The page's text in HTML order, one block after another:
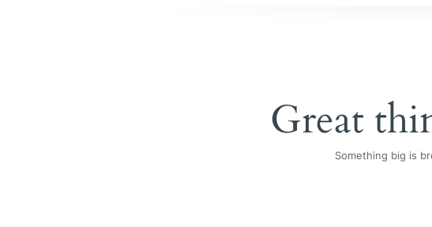
Great
Something big is